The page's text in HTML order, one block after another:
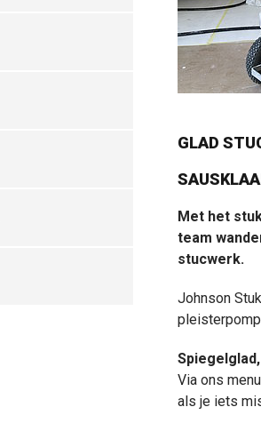
GLAD
Met het
team
stucwerk.
Johnson
Via ons
als je iets